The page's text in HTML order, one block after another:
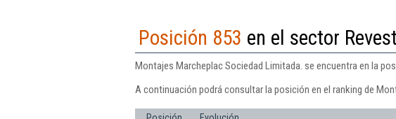
Posición 853 en el sector
Montajes Marcheplac Sociedad Limitada. se encuentra en la
A continuación podrá consultar la posición en el ranking de